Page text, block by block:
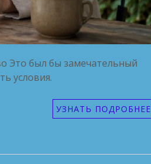
Это был бы замечательный
условия.
УЗНАТЬ ПОДРОБНЕЕ